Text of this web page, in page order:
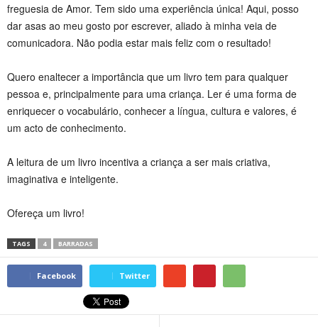
freguesia de Amor. Tem sido uma experiência única! Aqui, posso
dar asas ao meu gosto por escrever, aliado à minha veia de
comunicadora. Não podia estar mais feliz com o resultado!
Quero enaltecer a importância que um livro tem para qualquer
pessoa e, principalmente para uma criança. Ler é uma forma de
enriquecer o vocabulário, conhecer a língua, cultura e valores, é
um acto de conhecimento.
A leitura de um livro incentiva a criança a ser mais criativa,
imaginativa e inteligente.
Ofereça um livro!
TAGS 4 BARRADAS
Facebook Twitter